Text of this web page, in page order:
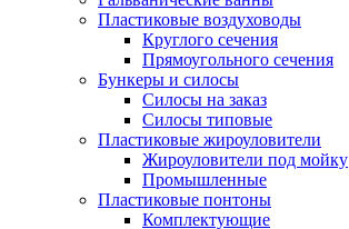
Пластиковые воздуховоды
Круглого сечения
Прямоугольного сечения
Бункеры и силосы
Силосы на заказ
Силосы типовые
Пластиковые жироуловители
Жироуловители под мойку
Промышленные
Пластиковые понтоны
Комплектующие